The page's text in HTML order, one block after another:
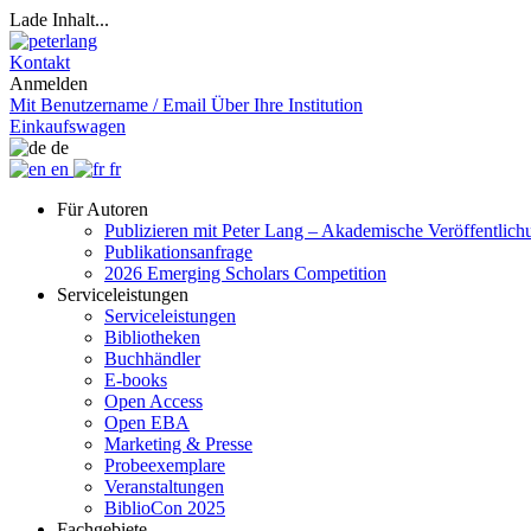
Lade Inhalt...
Kontakt
Anmelden
Mit Benutzername / Email Über Ihre Institution
Einkaufswagen
de
en
fr
Für Autoren
Publizieren mit Peter Lang – Akademische
Publikationsanfrage
2026 Emerging Scholars Competition
Serviceleistungen
Serviceleistungen
Bibliotheken
Buchhändler
E-books
Open Access
Open EBA
Marketing & Presse
Probeexemplare
Veranstaltungen
BiblioCon 2025